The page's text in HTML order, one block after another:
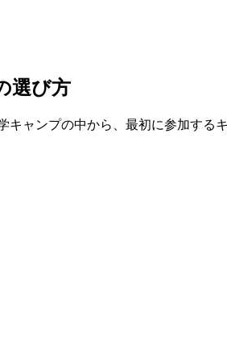
選び方
キャンプの中から、最初に参加する